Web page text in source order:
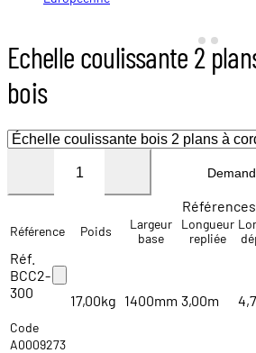
Echelle coulissante 2
bois
Référence Poids
Largeur
base
Longueur
repliée
Réf.
BCC2-
300
Code
A0009273
17,00kg 1400mm 3,00m